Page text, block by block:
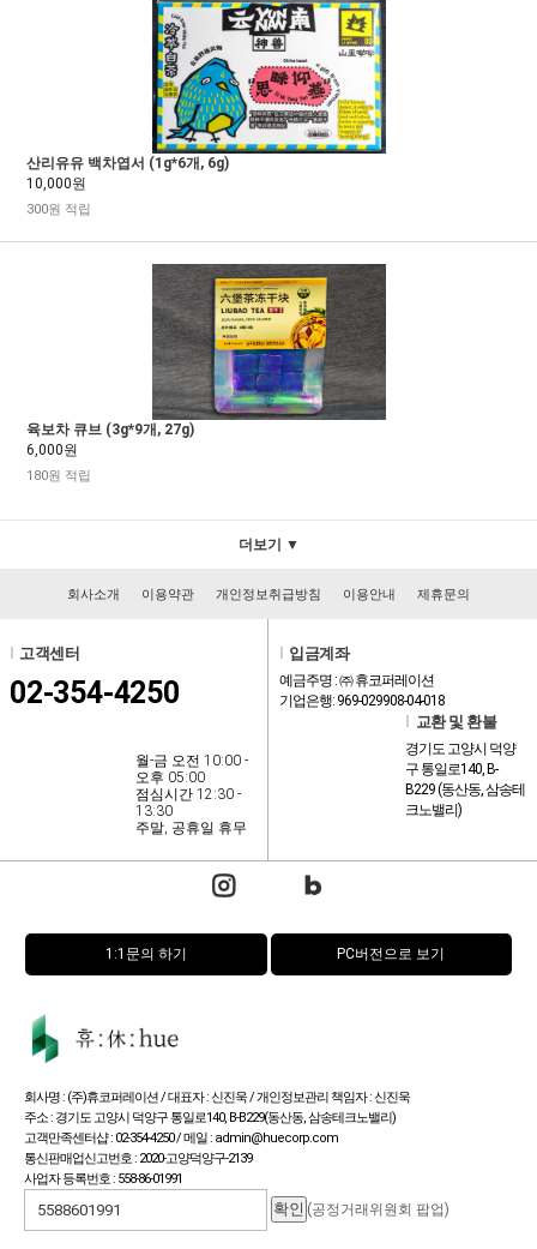
산리유유 백차엽서 (1g*6개, 6g)
10,000원
300원 적립
육보차 큐브 (3g*9개, 27g)
6,000원
180원 적립
더보기 ▼
회사소개 이용약관 개인정보취급방침 이용안내 제휴문의
고객센터
02-354-4250
월-금 오전 10:00 -
오후 05:00
점심시간 12:30 -
13:30
주말, 공휴일 휴무
입금계좌
예금주명 : ㈜ 휴코퍼레이션
기업은행: 969-029908-04-018
교환 및 환불
경기도 고양시 덕양
구 통일로140, B-
B229 (동산동, 삼송테
크노밸리)
1:1문의 하기 PC버전으로 보기
회사명 : (주)휴코퍼레이션 / 대표자 : 신진욱 / 개인정보관리 책임자 : 신진욱
주소 : 경기도 고양시 덕양구 통일로140, B-B229(동산동, 삼송테크노밸리)
고객만족센터샵 : 02-354-4250 / 메일 : admin@huecorp.com
통신판매업신고번호 : 2020-고양덕양구-2139
사업자 등록번호 : 558-86-01991
(공정거래위원회 팝업)